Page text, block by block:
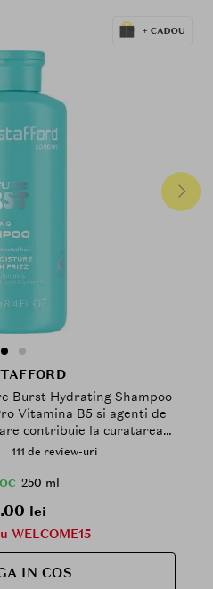
Burst Hydrating Shampoo
Vitamina B5 si agenti de
contribuie la curatarea
la metinerea nivelului de
- 250 ml
111 de review-uri
250 ml
lei
WELCOME15
IN COS